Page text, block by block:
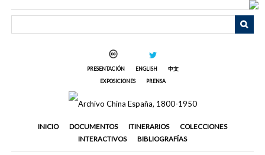
PRESENTACIÓN ENGLISH
中文
EXPOSICIONES
PRENSA
INICIO DOCUMENTOS ITINERARIOS
COLECCIONES
INTERACTIVOS
BIBLIOGRAFÍAS